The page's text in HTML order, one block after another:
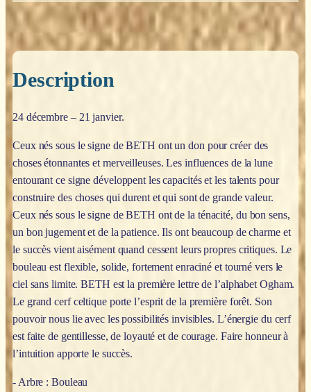
Description
24 décembre – 21 janvier.
Ceux nés sous le signe de BETH ont un don pour créer des
choses étonnantes et merveilleuses. Les influences de la lune
entourant ce signe développent les capacités et les talents pour
construire des choses qui durent et qui sont de grande valeur.
Ceux nés sous le signe de BETH ont de la ténacité, du bon sens,
un bon jugement et de la patience. Ils ont beaucoup de charme et
le succès vient aisément quand cessent leurs propres critiques. Le
bouleau est flexible, solide, fortement enraciné et tourné vers le
ciel sans limite. BETH est la première lettre de l’alphabet Ogham.
Le grand cerf celtique porte l’esprit de la première forêt. Son
pouvoir nous lie avec les possibilités invisibles. L’énergie du cerf
est faite de gentillesse, de loyauté et de courage. Faire honneur à
l’intuition apporte le succès.
- Arbre : Bouleau